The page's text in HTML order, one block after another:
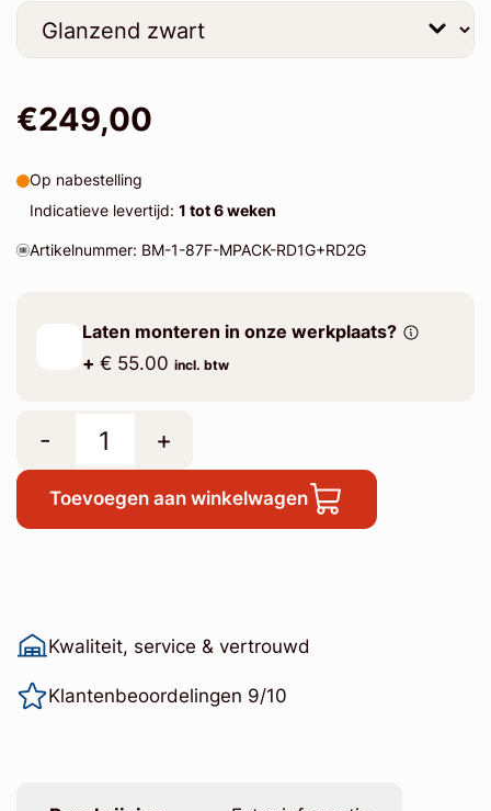
€249,00
Op nabestelling
Indicatieve levertijd: 1 tot 6 weken
Artikelnummer: BM-1-87F-MPACK-RD1G+RD2G
Laten monteren in onze werkplaats?
+ € 55.00 incl. btw
- +
Toevoegen aan winkelwagen
Kwaliteit, service & vertrouwd
Klantenbeoordelingen 9/10